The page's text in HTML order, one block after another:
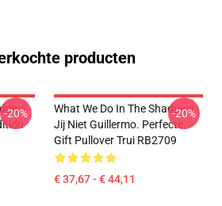
producten
-20%
What We Do In The Shadows
Jij Niet Guillermo. Perfecte
Gift Pullover Trui RB2709
€ 37,67 - € 44,11
-20%